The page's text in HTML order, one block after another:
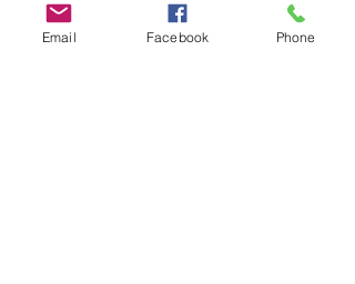
Email Facebook Phone